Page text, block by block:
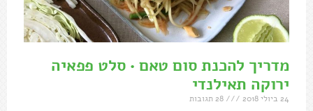
מדריך להכנת סום טאם • סלט פפאיה
ירוקה תאילנדי
24 ביולי 2018